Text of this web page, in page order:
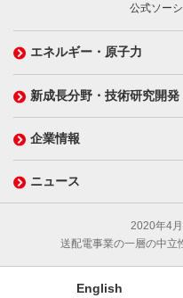
公式ソー
エネルギー・原子力
新成長分野・技術研究開発
企業情報
ニュース
2020年4月
送配電事業の一層の中立
English